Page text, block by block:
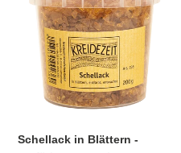
Blättern
entfärbt,
entwachst.
Schellack in Blättern -